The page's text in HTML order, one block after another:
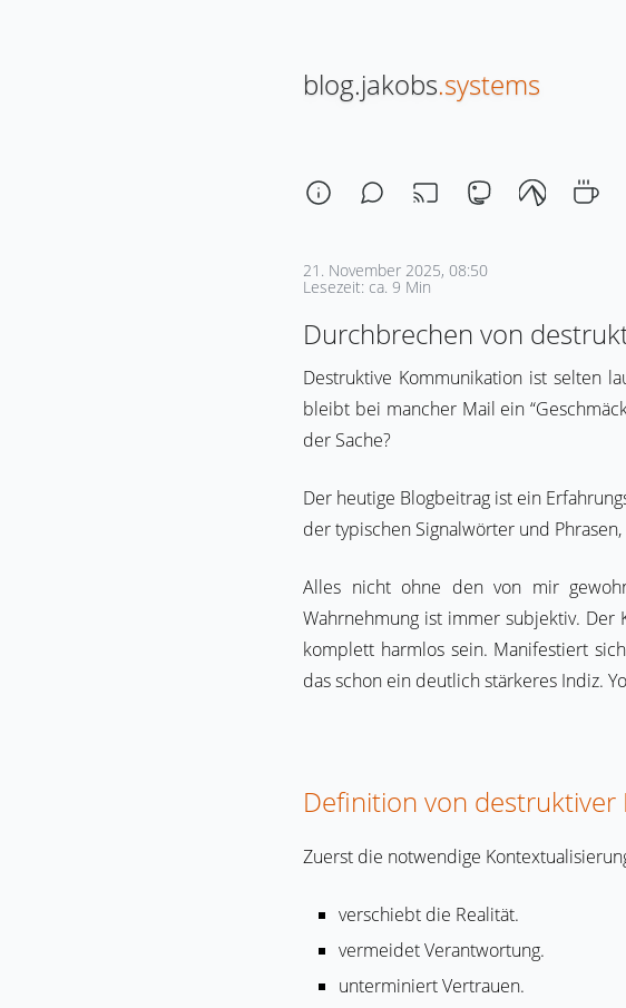
blog.jakobs.systems
21. November 2025, 08:50
Lesezeit: ca. 9 Min
Durchbrechen von
Destruktive Kommunikation ist selten
bleibt bei mancher Mail ein
der Sache?
Der heutige Blogbeitrag ist ein
der typischen Signalwörter und
Alles nicht ohne den von mir
Wahrnehmung ist immer subjektiv.
komplett harmlos sein. Manifestiert
das schon ein deutlich stärkeres Indiz.
Definition von
Zuerst die notwendige
verschiebt die Realität.
vermeidet Verantwortung.
unterminiert Vertrauen.